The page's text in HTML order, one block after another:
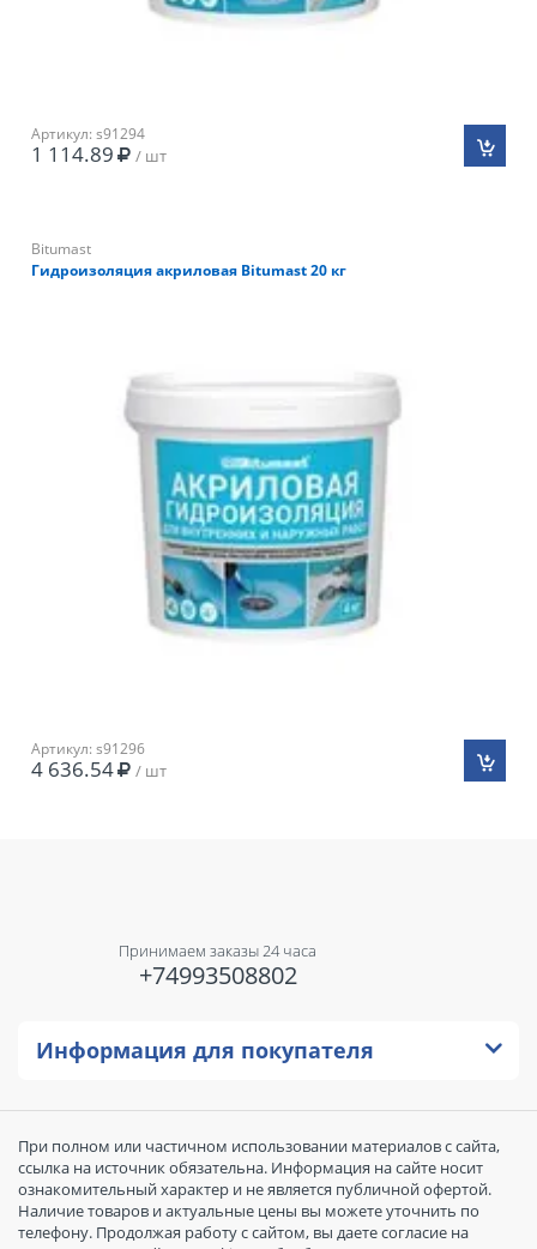
Артикул: s91294
1 114.89 / шт
Bitumast
Гидроизоляция акриловая Bitumast 20 кг
Артикул: s91296
4 636.54 / шт
Принимаем заказы 24 часа
+74993508802
Информация для покупателя
При полном или частичном использовании материалов с сайта,
ссылка на источник обязательна. Информация на сайте носит
ознакомительный характер и не является публичной офертой.
Наличие товаров и актуальные цены вы можете уточнить по
телефону. Продолжая работу с сайтом, вы даете согласие на